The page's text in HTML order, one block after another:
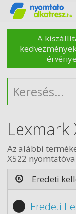
A
Az alábbi
X522
Eredeti
Eredeti